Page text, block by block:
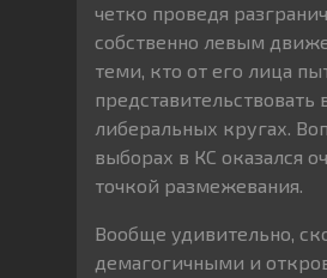
четко проведя
собственно левым
теми, кто от его лица
представительствовать
либеральных кругах.
выборах в КС оказался
точкой размежевания.
Вообще удивительно,
демагогичными и